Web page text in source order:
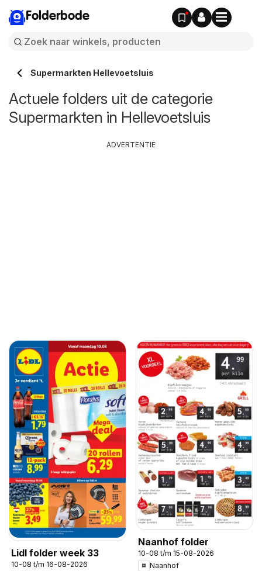
Folderbode
Supermarkten Hellevoetsluis
Actuele folders uit de categorie
Supermarkten in Hellevoetsluis
Lidl folder week 33
10-08 t/m 16-08-2026
Naanhof folder
10-08 t/m 15-08-2026
Naanhof
ADVERTENTIE